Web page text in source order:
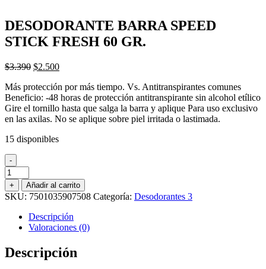
DESODORANTE BARRA SPEED
STICK FRESH 60 GR.
$3.390 El
original
era:
$3.390.
$2.500El
actual
es:
$2.500.
Más protección por más tiempo. Vs. Antitranspirantes comunes
Beneficio: -48 horas de protección antitranspirante sin alcohol etílico
Gire el tornillo hasta que salga la barra y aplique Para uso exclusivo
en las axilas. No se aplique sobre piel irritada o lastimada.
15 disponibles
-
DESODORANTE
BARRA
SPEED
STICK
FRESH
cantidad
+ Añadir al carrito
SKU: 7501035907508 Categoría: Desodorantes 3
Descripción
Valoraciones (0)
Descripción